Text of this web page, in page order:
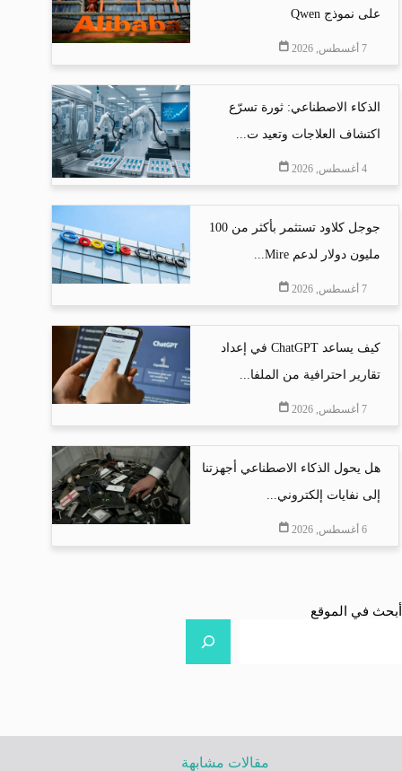
على نموذج Qwen
7 أغسطس, 2026
الذكاء الاصطناعي: ثورة تسرّع
اكتشاف العلاجات وتعيد ت...
4 أغسطس, 2026
جوجل كلاود تستثمر بأكثر من 100
مليون دولار لدعم Mire...
7 أغسطس, 2026
كيف يساعد ChatGPT في إعداد
تقارير احترافية من الملفا...
7 أغسطس, 2026
هل يحول الذكاء الاصطناعي أجهزتنا
إلى نفايات إلكتروني...
6 أغسطس, 2026
أبحث في الموقع
مقالات مشابهة